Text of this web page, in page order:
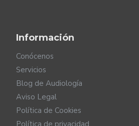
Información
Conócenos
Servicios
Blog de Audiología
Aviso Legal
Política de Cookies
Política de privacidad